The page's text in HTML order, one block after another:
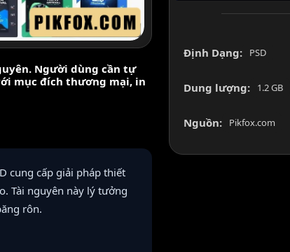
Người dùng cần tự
mục đích thương mại, in
cung cấp giải pháp thiết
Tài nguyên này lý tưởng
rôn.
Định Dạng: PSD
Dung lượng: 1.2 GB
Nguồn: Pikfox.com